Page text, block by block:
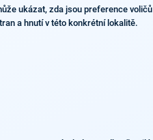
ukázat, zda jsou preference voličů
a hnutí v této konkrétní lokalitě.